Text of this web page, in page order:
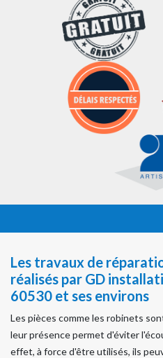
Les travaux de
réalisés par GD
60530 et ses environs
Les pièces comme les robinets
leur présence permet d'éviter
effet, à force d'être utilisés, ils